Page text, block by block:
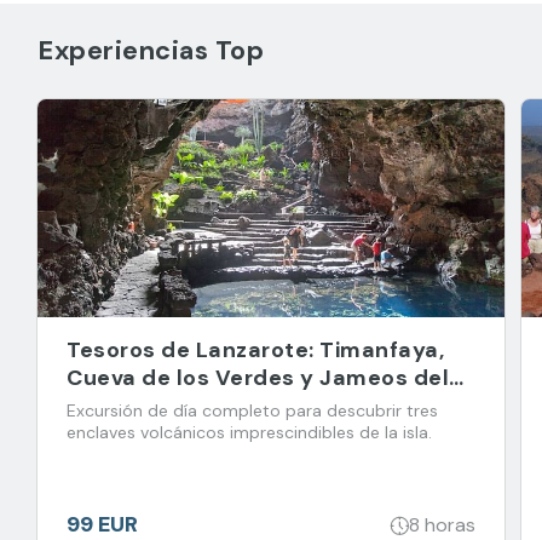
Experiencias Top
Tesoros de Lanzarote: Timanfaya,
Cueva de los Verdes y Jameos del
Agua
Excursión de día completo para descubrir tres
enclaves volcánicos imprescindibles de la isla.
99 EUR 8 horas